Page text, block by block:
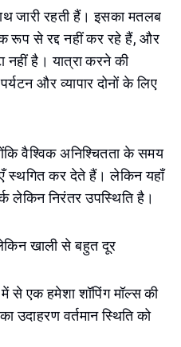
जारी रहती हैं। इसका मतलब
रूप से रद्द नहीं कर रहे हैं, और
है। यात्रा करने की
और व्यापार दोनों के लिए
वैश्विक अनिश्चितता के समय
स्थगित कर देते हैं। लेकिन यहाँ
लेकिन निरंतर उपस्थिति है।
खाली से बहुत दूर
से एक हमेशा शॉपिंग मॉल्स की
उदाहरण वर्तमान स्थिति को